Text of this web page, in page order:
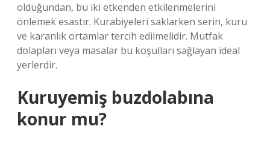
olduğundan, bu iki etkenden etkilenmelerini
önlemek esastır. Kurabiyeleri saklarken serin, kuru
ve karanlık ortamlar tercih edilmelidir. Mutfak
dolapları veya masalar bu koşulları sağlayan ideal
yerlerdir.
Kuruyemiş buzdolabına
konur mu?